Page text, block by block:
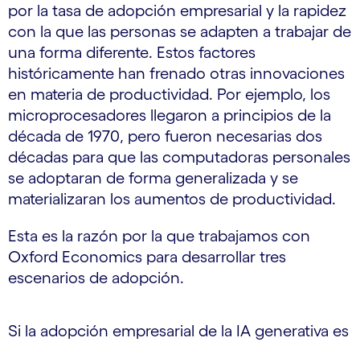
por la tasa de adopción empresarial y la rapidez
con la que las personas se adapten a trabajar de
una forma diferente. Estos factores
históricamente han frenado otras innovaciones
en materia de productividad. Por ejemplo, los
microprocesadores llegaron a principios de la
década de 1970, pero fueron necesarias dos
décadas para que las computadoras personales
se adoptaran de forma generalizada y se
materializaran los aumentos de productividad.
Esta es la razón por la que trabajamos con
Oxford Economics para desarrollar tres
escenarios de adopción.
Si la adopción empresarial de la IA generativa es